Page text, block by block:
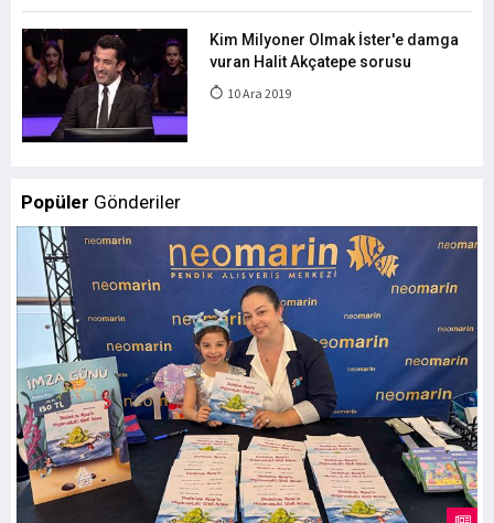
Kim Milyoner Olmak İster'e damga
vuran Halit Akçatepe sorusu
10 Ara 2019
Popüler Gönderiler